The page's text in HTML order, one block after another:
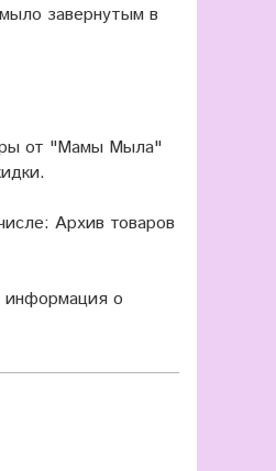
завернутым в
от "Мамы Мыла"
Архив товаров
о